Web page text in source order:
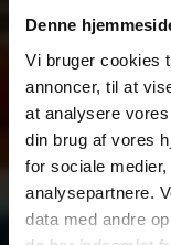
Denne
Vi bruger cookies
annoncer, til at
at analysere
din brug af vores
for sociale
analysepartnere.
data med andre